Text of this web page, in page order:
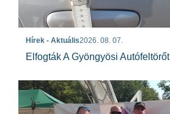
Hírek - Aktuális2026. 08. 07.
Elfogták A Gyöngyösi Autófeltörőt